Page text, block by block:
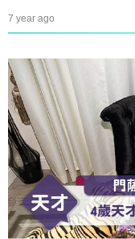
7 year ago